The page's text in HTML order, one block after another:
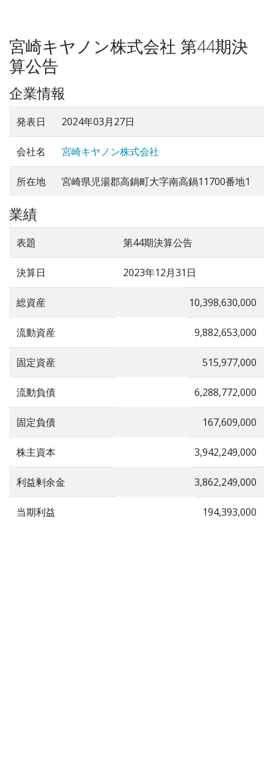
宮崎キヤノン株式会社 第44期決
算公告
企業情報
発表日 2024年03月27日
会社名 宮崎キヤノン株式会社
所在地 宮崎県児湯郡高鍋町大字南高鍋11700番地1
業績
表題 第44期決算公告
決算日 2023年12月31日
総資産 10,398,630,000
流動資産 9,882,653,000
固定資産 515,977,000
流動負債 6,288,772,000
固定負債 167,609,000
株主資本 3,942,249,000
利益剰余金 3,862,249,000
当期利益 194,393,000